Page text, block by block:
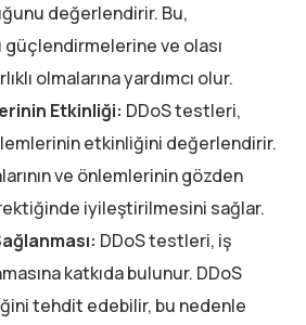
değerlendirir. Bu,
güçlendirmelerine ve olası
olmalarına yardımcı olur.
Etkinliği: DDoS testleri,
etkinliğini değerlendirir.
ve önlemlerinin gözden
iyileştirilmesini sağlar.
DDoS testleri, iş
katkıda bulunur. DDoS
tehdit edebilir, bu nedenle